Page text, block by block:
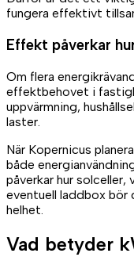
fungera effektivt
Effekt påverkar
Om flera
effektbehovet i
uppvärmning,
laster.
När Kopernicus
både
påverkar hur
eventuell laddbox bör
helhet.
Vad betyder